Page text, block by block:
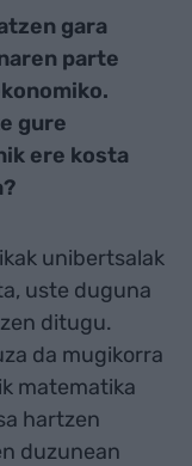
gara
parte
gure
ere kosta
unibertsalak
uste duguna
ditugu.
da mugikorra
matematika
hartzen
duzunean